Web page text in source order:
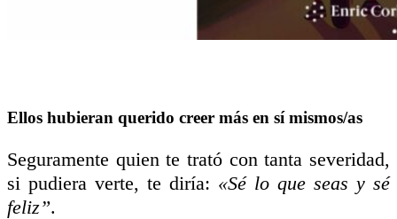
Ellos hubieran querido creer más en sí mismos/as
Seguramente quien te trató con tanta severidad,
si pudiera verte, te diría: «Sé lo que seas y sé
feliz”.